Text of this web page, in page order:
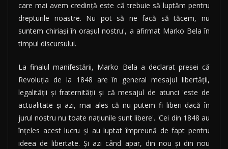
care mai avem credinţă este că trebuie să luptăm pentru
drepturile noastre. Nu pot să ne facă să tăcem, nu
suntem chiriaşi în oraşul nostru', a afirmat Marko Bela în
timpul discursului.
La finalul manifestării, Marko Bela a declarat presei că
Revoluţia de la 1848 are în general mesajul libertăţii,
legalităţii şi fraternităţii şi că mesajul de atunci 'este de
actualitate şi azi, mai ales că nu putem fi liberi dacă în
jurul nostru nu toate naţiunile sunt libere'. 'Cei din 1848 au
înţeles acest lucru şi au luptat împreună de fapt pentru
ideea de libertate. Şi azi când apar, din nou şi din nou